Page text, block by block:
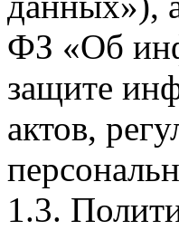
ФЗ «Об
защите
актов,
1.3.